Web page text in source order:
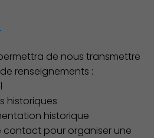
de nous transmettre
renseignements :
historiques
historique
contact pour organiser une